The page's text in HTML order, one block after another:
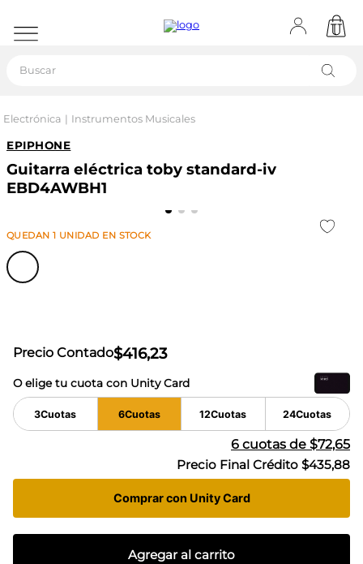
Electrónica Instrumentos Musicales
EPIPHONE
Guitarra eléctrica toby standard-iv
EBD4AWBH1
QUEDAN1 UNIDAD EN STOCK
Precio Contado$416,23
O elige tu cuota con Unity Card
3Cuotas 6Cuotas 12Cuotas 24Cuotas
6 cuotas de $72,65
Precio Final Crédito $435,88
Comprar con Unity Card
Agregar al carrito